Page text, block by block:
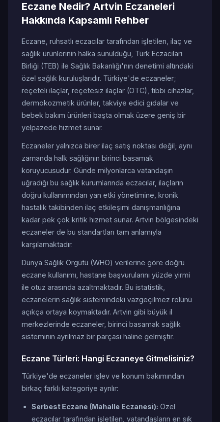
Eczane Nedir? Artvin Eczaneleri
Hakkında Kapsamlı Rehber
Eczane, ruhsatlı eczacılar tarafından işletilen, ilaç ve
sağlık ürünlerinin halka sunulduğu, Türk Eczacıları
Birliği (TEB) ile Sağlık Bakanlığı'nın denetimi altındaki
özel sağlık kuruluşlarıdır. Türkiye'de eczaneler;
reçeteli ilaçlar, reçetesiz ilaçlar (OTC), tıbbi cihazlar,
dermokozmetik ürünler, takviye edici gıdalar ve
bebek bakım ürünleri başta olmak üzere geniş bir
yelpazede hizmet sunar.
Eczaneler yalnızca birer ilaç satış noktası değil; aynı
zamanda halk sağlığının birinci basamak
koruyucusudur. Günde milyonlarca vatandaşın
uğradığı bu sağlık kurumlarında eczacılar, ilaçların
doğru kullanımından yan etki yönetimine, kronik
hastalık takibinden ilaç etkileşimi danışmanlığına
kadar pek çok kritik hizmet sunar. Artvin bölgesindeki
eczaneler de bu standartları tam anlamıyla
karşılamaktadır.
Dünya Sağlık Örgütü (WHO) verilerine göre doğru
eczane kullanımı, hastane başvurularını yüzde yirmi
ile otuz arasında azaltmaktadır. Bu istatistik,
eczanelerin sağlık sistemindeki vazgeçilmez rolünü
açıkça ortaya koymaktadır. Artvin gibi büyük il
merkezlerinde eczaneler, birinci basamak sağlık
sisteminin ayrılmaz bir parçası haline gelmiştir.
Eczane Türleri: Hangi Eczaneye Gitmelisiniz?
Türkiye'de eczaneler işlev ve konum bakımından
birkaç farklı kategoriye ayrılır:
Serbest Eczane (Mahalle Eczanesi): Özel
eczacılar tarafından işletilen, vatandaşların en sık